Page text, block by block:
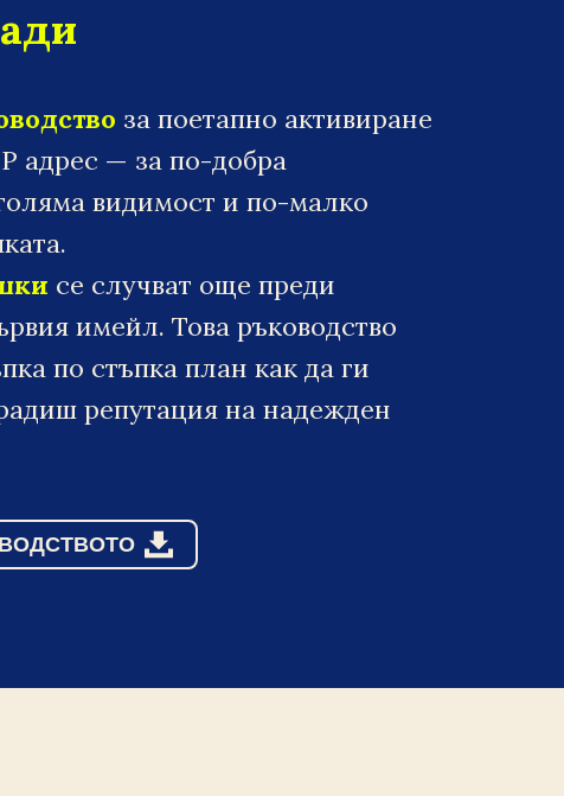
за поетапно активиране
адрес — за по-добра
видимост и по-малко
се случват още преди
имейл. Това ръководство
по стъпка план как да ги
репутация на надежден